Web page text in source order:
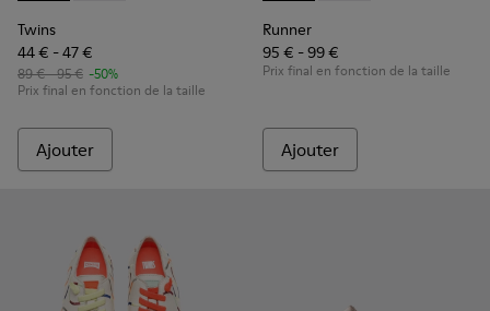
Twins
44 € - 47 €
89 € - 95 € -50%
Prix final en fonction de la taille
Ajouter
Runner
95 € - 99 €
Prix final en fonction de la taille
Ajouter